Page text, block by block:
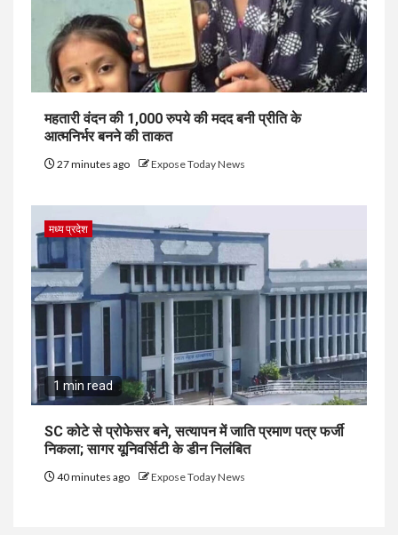
महतारी वंदन की 1,000 रुपये की मदद बनी प्रीति के
आत्मनिर्भर बनने की ताकत
27 minutes ago Expose Today News
मध्य प्रदेश
1 min read
SC कोटे से प्रोफेसर बने, सत्यापन में जाति प्रमाण पत्र फर्जी
निकला; सागर यूनिवर्सिटी के डीन निलंबित
40 minutes ago Expose Today News